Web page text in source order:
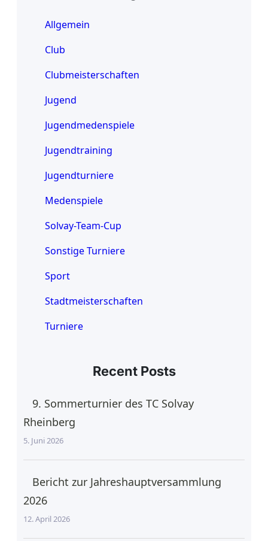
Allgemein
Club
Clubmeisterschaften
Jugend
Jugendmedenspiele
Jugendtraining
Jugendturniere
Medenspiele
Solvay-Team-Cup
Sonstige Turniere
Sport
Stadtmeisterschaften
Turniere
Recent Posts
9. Sommerturnier des TC Solvay
Rheinberg
5. Juni 2026
Bericht zur Jahreshauptversammlung
2026
12. April 2026